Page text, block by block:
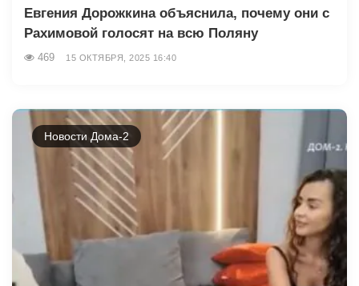
Евгения Дорожкина объяснила, почему они с
Рахимовой голосят на всю Поляну
469 15 ОКТЯБРЯ, 2025 16:40
Новости Дома-2